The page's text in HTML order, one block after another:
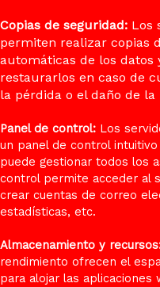
Copias de seguridad: Los
permiten realizar copias
automáticas de los datos
restaurarlos en caso de
la pérdida o el daño de
Panel de control: Los
un panel de control
puede gestionar todos los
control permite acceder al
crear cuentas de correo
estadísticas, etc.
Almacenamiento y
rendimiento ofrecen el
para alojar las aplicaciones